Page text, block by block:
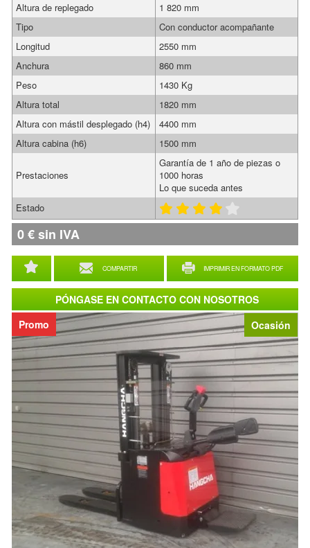
Ocasión
Promo
COMPARTIR IMPRIMIR EN FORMATO PDF
Altura de replegado
1 820 mm
Tipo
Con conductor acompañante
Longitud
2550 mm
Anchura
860 mm
Peso
1430 Kg
Altura total
1820 mm
Altura con mástil desplegado (h4)
4400 mm
Altura cabina (h6)
1500 mm
Prestaciones
Garantía de 1 año de piezas o
1000 horas
Lo que suceda antes
Estado
0€sin IVA
PÓNGASE EN CONTACTO CON NOSOTROS